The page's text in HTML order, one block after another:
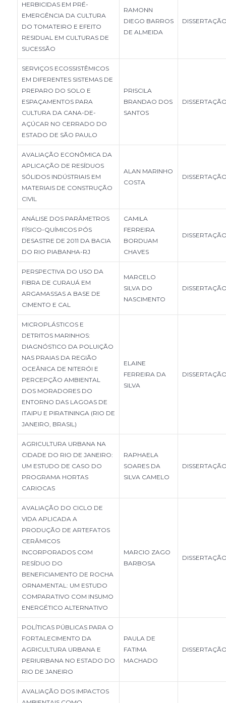
HERBICIDAS EM PRÉ-
EMERGÊNCIA DA CULTURA
DO TOMATEIRO E EFEITO
RESIDUAL EM CULTURAS DE
SUCESSÃO
RAMONN
DIEGO BARROS
DE ALMEIDA
SERVIÇOS ECOSSISTÊMICOS
EM DIFERENTES SISTEMAS DE
PREPARO DO SOLO E
ESPAÇAMENTOS PARA
CULTURA DA CANA-DE-
AÇÚCAR NO CERRADO DO
ESTADO DE SÃO PAULO
PRISCILA
BRANDAO DOS
SANTOS
AVALIAÇÃO ECONÔMICA DA
APLICAÇÃO DE RESÍDUOS
SÓLIDOS INDÚSTRIAIS EM
MATERIAIS DE CONSTRUÇÃO
CIVIL
ALAN MARINHO
COSTA
ANÁLISE DOS PARÂMETROS
FÍSICO-QUÍMICOS PÓS
DESASTRE DE 2011 DA BACIA
DO RIO PIABANHA-RJ
CAMILA
FERREIRA
BORDUAM
CHAVES
PERSPECTIVA DO USO DA
FIBRA DE CURAUÁ EM
ARGAMASSAS A BASE DE
CIMENTO E CAL
MARCELO
SILVA DO
NASCIMENTO
MICROPLÁSTICOS E
DETRITOS MARINHOS:
DIAGNÓSTICO DA POLUIÇÃO
NAS PRAIAS DA REGIÃO
OCEÂNICA DE NITERÓI E
PERCEPÇÃO AMBIENTAL
DOS MORADORES DO
ENTORNO DAS LAGOAS DE
ITAIPU E PIRATININGA (RIO DE
JANEIRO, BRASIL)
ELAINE
FERREIRA DA
SILVA
AGRICULTURA URBANA NA
CIDADE DO RIO DE JANEIRO:
UM ESTUDO DE CASO DO
PROGRAMA HORTAS
CARIOCAS
RAPHAELA
SOARES DA
SILVA CAMELO
AVALIAÇÃO DO CICLO DE
VIDA APLICADA A
PRODUÇÃO DE ARTEFATOS
CERÂMICOS
INCORPORADOS COM
RESÍDUO DO
BENEFICIAMENTO DE ROCHA
ORNAMENTAL: UM ESTUDO
COMPARATIVO COM INSUMO
ENERGÉTICO ALTERNATIVO
MARCIO ZAGO
BARBOSA
POLÍTICAS PÚBLICAS PARA O
FORTALECIMENTO DA
AGRICULTURA URBANA E
PERIURBANA NO ESTADO DO
RIO DE JANEIRO
PAULA DE
FATIMA
MACHADO
AVALIAÇÃO DOS IMPACTOS